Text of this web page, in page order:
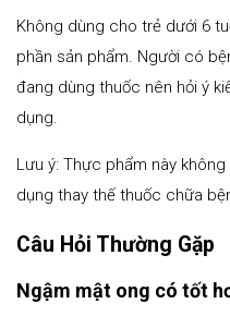
Không dùng cho trẻ dưới 6
phần sản phẩm. Người có
đang dùng thuốc nên hỏi ý
dụng.
Lưu ý: Thực phẩm này
dụng thay thế thuốc chữa
Câu Hỏi Thường Gặp
Ngậm mật ong có tốt